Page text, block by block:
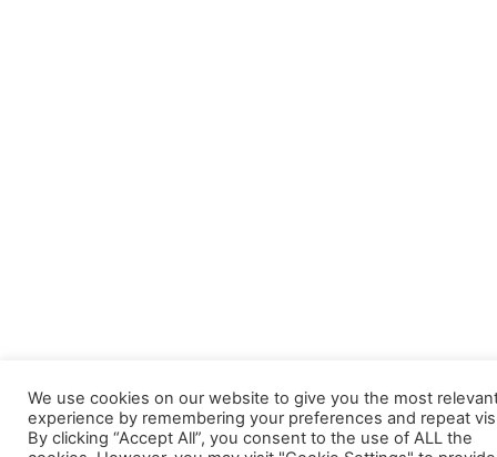
We use cookies on our website to give you the most
experience by remembering your preferences and repeat
By clicking “Accept All”, you consent to the use of ALL the